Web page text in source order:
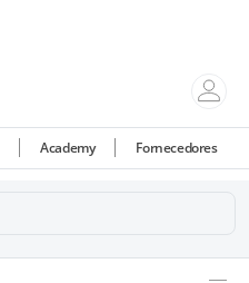
Academy Fornecedores